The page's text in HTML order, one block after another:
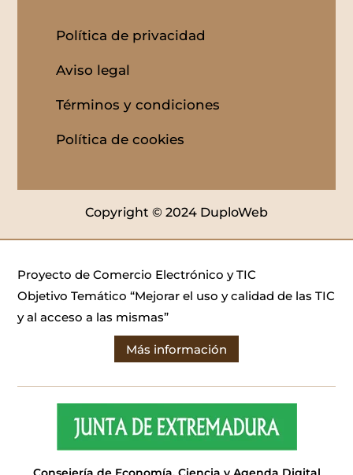
Política de privacidad
Aviso legal
Términos y condiciones
Política de cookies
Copyright © 2024 DuploWeb
Proyecto de Comercio Electrónico y TIC
Objetivo Temático “Mejorar el uso y calidad de las TIC
y al acceso a las mismas”
Más información